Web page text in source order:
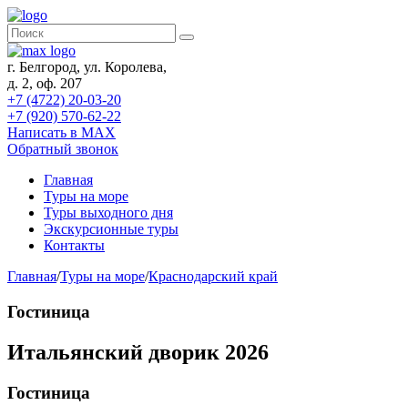
г. Белгород, ул. Королева,
д. 2, оф. 207
+7 (4722) 20-03-20
+7 (920) 570-62-22
Написать в MAX
Обратный звонок
Главная
Туры на море
Туры выходного дня
Экскурсионные туры
Контакты
Главная/Туры на море/Краснодарский край
Гостиница
Итальянский дворик 2026
Гостиница